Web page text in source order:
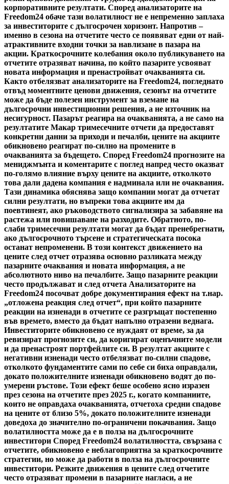
корпоративните резултати. Според анализаторите на
Freedom24 обаче тази волатилност не е непременно заплаха
за инвеститорите с дългосрочен хоризонт. Напротив –
именно в сезона на отчетите често се появяват едни от най-
атрактивните входни точки за навлизане в пазара на
акции. Краткосрочните колебания около публикуването на
отчетите отразяват начина, по който пазарите усвояват
новата информация и пренастройват очакванията си.
Както отбелязват анализаторите на Freedom24, погледнато
отвъд моментните ценови движения, сезонът на отчетите
може да бъде полезен инструмент за вземане на
дългосрочни инвестиционни решения, а не източник на
несигурност. Пазарът реагира на очакванията, а не само на
резултатите Макар тримесечните отчети да предоставят
конкретни данни за приходи и печалби, цените на акциите
обикновено реагират по-силно на промените в
очакванията за бъдещето. Според Freedom24 прогнозите на
мениджмънта и коментарите с поглед напред често оказват
по-голямо влияние върху цените на акциите, отколкото
това дали дадена компания е надминала или не очаквания.
Тази динамика обяснява защо компании могат да отчетат
силни резултати, но въпреки това акциите им да
поевтинеят, ако ръководството сигнализира за забавяне на
растежа или повишаване на разходите. Обратното, по-
слаби тримесечни резултати могат да бъдат пренебрегнати,
ако дългосрочното търсене и стратегическата посока
останат непроменени. В този контекст движението на
цените след отчет отразява основно разликата между
пазарните очаквания и новата информация, а не
абсолютното ниво на печалбите. Защо пазарните реакции
често продължават и след отчета Анализаторите на
Freedom24 посочват добре документирания ефект на т.нар.
„отложена реакция след отчет“, при който пазарните
реакции на изненади в отчетите се разгръщат постепенно
във времето, вместо да бъдат напълно отразени веднага.
Инвеститорите обикновено се нуждаят от време, за да
ревизират прогнозите си, да коригират оценъчните модели
и да пренастроят портфейлите си. В резултат акциите с
негативни изненади често отбелязват по-силни спадове,
отколкото фундаментите сами по себе си биха оправдали,
докато положителните изненади обикновено водят до по-
умерени ръстове. Този ефект беше особено ясно изразен
през сезона на отчетите през 2025 г., когато компаниите,
които не оправдаха очакванията, отчетоха средни спадове
на цените от близо 5%, докато положителните изненади
доведоха до значително по-ограничени покачвания. Защо
волатилността може да е в полза на дългосрочните
инвеститори Според Freedom24 волатилността, свързана с
отчетите, обикновено е неблагоприятна за краткосрочните
стратегии, но може да работи в полза на дългосрочните
инвеститори. Резките движения в цените след отчетите
често отразяват промени в пазарните нагласи, а не